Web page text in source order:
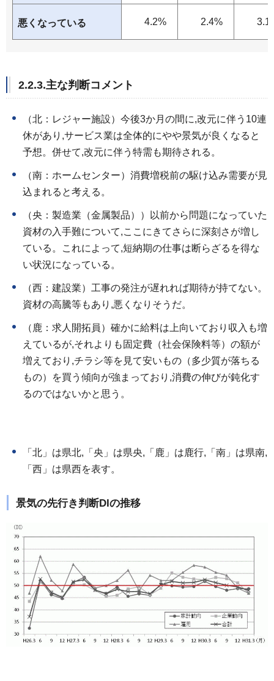
悪くなっている 4.2% 2.4%
2.2.3.主な判断コメント
（北：レジャー施設）今後3か月の間に,改元に伴う10連
休があり,サービス業は全体的にやや景気が良くなると
予想。併せて,改元に伴う特需も期待される。
（南：ホームセンター）消費増税前の駆け込み需要が見
込まれると考える。
（央：製造業（金属製品））以前から問題になっていた
資材の入手難について,ここにきてさらに深刻さが増し
ている。これによって,短納期の仕事は断らざるを得な
い状況になっている。
（西：建設業）工事の発注が遅れれば期待が持てない。
資材の高騰等もあり,悪くなりそうだ。
（鹿：求人開拓員）確かに給料は上向いており収入も増
えているが,それよりも固定費（社会保険料等）の額が
増えており,チラシ等を見て安いもの（多少質が落ちる
もの）を買う傾向が強まっており,消費の伸びが鈍化す
るのではないかと思う。
「北」は県北,「央」は県央,「鹿」は鹿行,「南」は県南,
「西」は県西を表す。
景気の先行き判断DIの推移